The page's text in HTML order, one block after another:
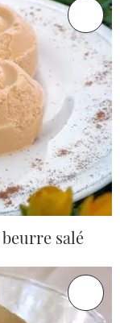
salé